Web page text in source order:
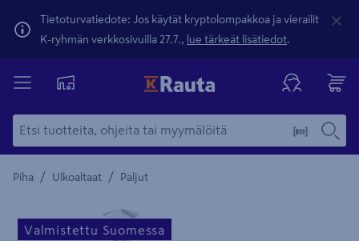
Tietoturvatiedote: Jos käytät kryptolompakkoa ja vierailit
K-ryhmän verkkosivuilla 27.7., lue tärkeät lisätiedot.
Piha / Ulkoaltaat / Paljut
Yksityiskohtainen kuvaus löytyy Tuotteen kuvaus -
Valmistettu Suomessa